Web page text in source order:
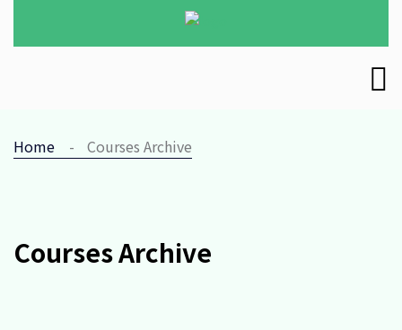
Home Courses Archive
Courses Archive